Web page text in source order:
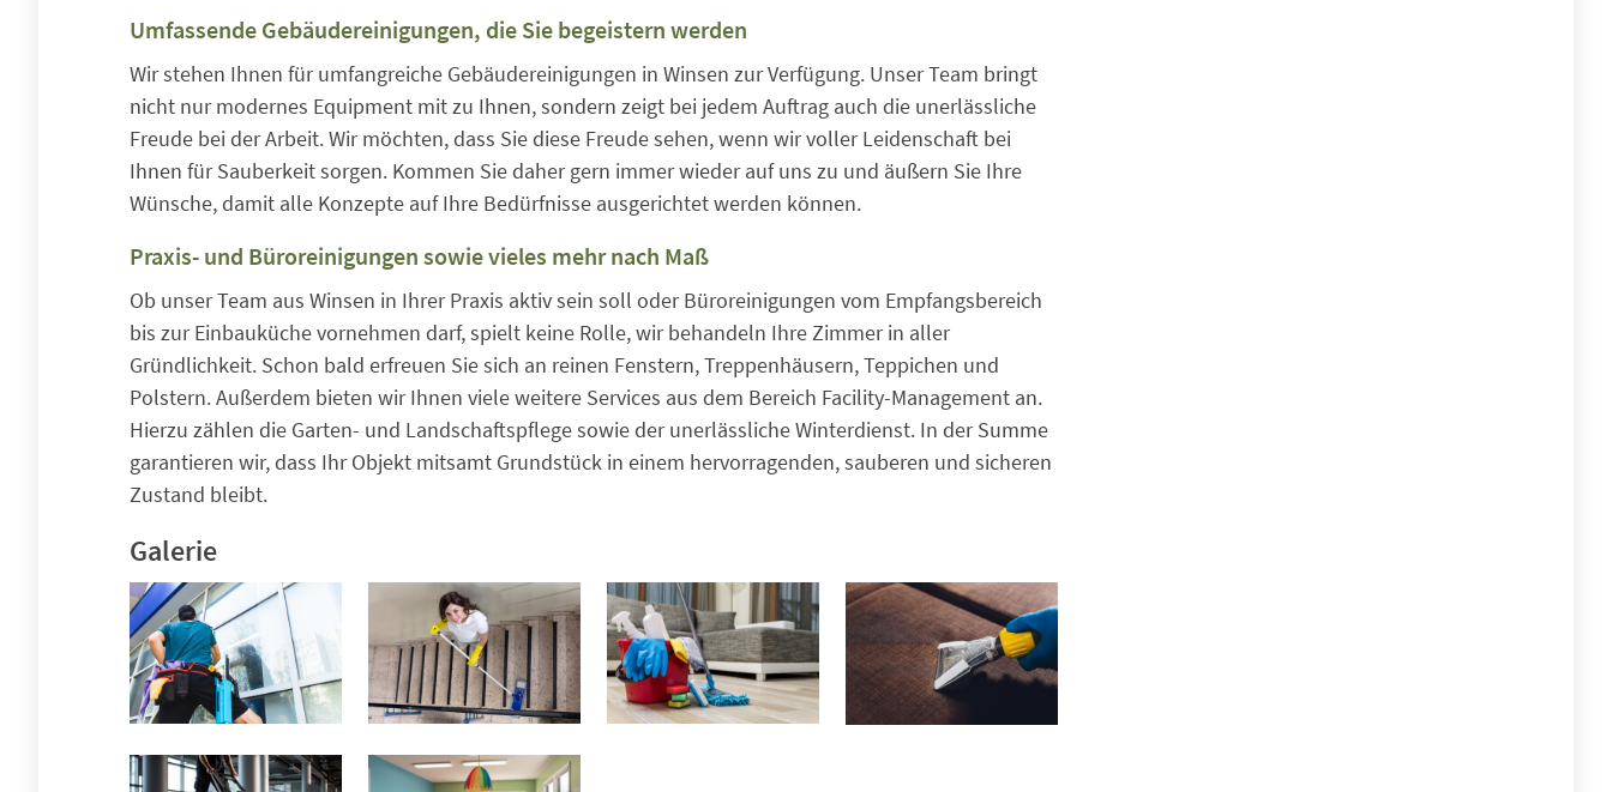
Umfassende Gebäudereinigungen, die Sie begeistern werden
Wir stehen Ihnen für umfangreiche Gebäudereinigungen in Winsen zur Verfügung. Unser Team bringt
nicht nur modernes Equipment mit zu Ihnen, sondern zeigt bei jedem Auftrag auch die unerlässliche
Freude bei der Arbeit. Wir möchten, dass Sie diese Freude sehen, wenn wir voller Leidenschaft bei
Ihnen für Sauberkeit sorgen. Kommen Sie daher gern immer wieder auf uns zu und äußern Sie Ihre
Wünsche, damit alle Konzepte auf Ihre Bedürfnisse ausgerichtet werden können.
Praxis- und Büroreinigungen sowie vieles mehr nach Maß
Ob unser Team aus Winsen in Ihrer Praxis aktiv sein soll oder Büroreinigungen vom Empfangsbereich
bis zur Einbauküche vornehmen darf, spielt keine Rolle, wir behandeln Ihre Zimmer in aller
Gründlichkeit. Schon bald erfreuen Sie sich an reinen Fenstern, Treppenhäusern, Teppichen und
Polstern. Außerdem bieten wir Ihnen viele weitere Services aus dem Bereich Facility-Management an.
Hierzu zählen die Garten- und Landschaftspflege sowie der unerlässliche Winterdienst. In der Summe
garantieren wir, dass Ihr Objekt mitsamt Grundstück in einem hervorragenden, sauberen und sicheren
Zustand bleibt.
Galerie